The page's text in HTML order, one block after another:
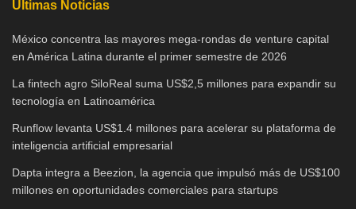
Últimas Noticias
México concentra las mayores mega-rondas de venture capital
en América Latina durante el primer semestre de 2026
La fintech agro SiloReal suma US$2,5 millones para expandir su
tecnología en Latinoamérica
Runflow levanta US$1.4 millones para acelerar su plataforma de
inteligencia artificial empresarial
Dapta integra a Beezion, la agencia que impulsó más de US$100
millones en oportunidades comerciales para startups